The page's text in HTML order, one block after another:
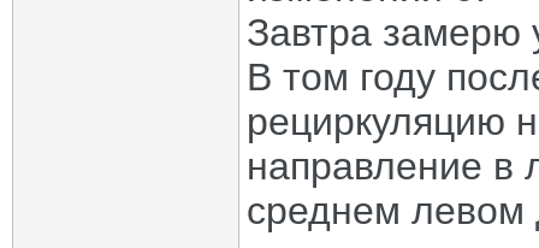
Завтра замерю
В том году
рециркуляцию
направление в
среднем левом